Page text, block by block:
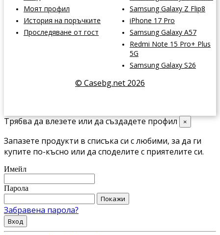
Моят профил
История на поръчките
Проследяване от гост
Samsung Galaxy Z Flip8
iPhone 17 Pro
Samsung Galaxy A57
Redmi Note 15 Pro+ Plus
5G
Samsung Galaxy S26
© Casebg.net 2026
Трябва да влезете или да създадете профил ×
Запазете продукти в списъка си с любими, за да ги
купите по-късно или да споделите с приятелите си.
Имейл
Парола
Покажи
Забравена парола?
Вход